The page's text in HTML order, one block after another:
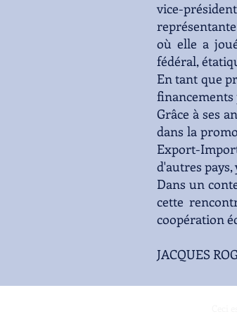
vice-
où elle a
fédéral,
En tant que
Grâce à ses
dans la
Export-
d'autres pays,
Dans un
cette
coopération
JACQUES